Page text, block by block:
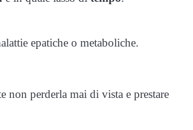
epatiche o metaboliche.
non perderla mai di vista e prestare